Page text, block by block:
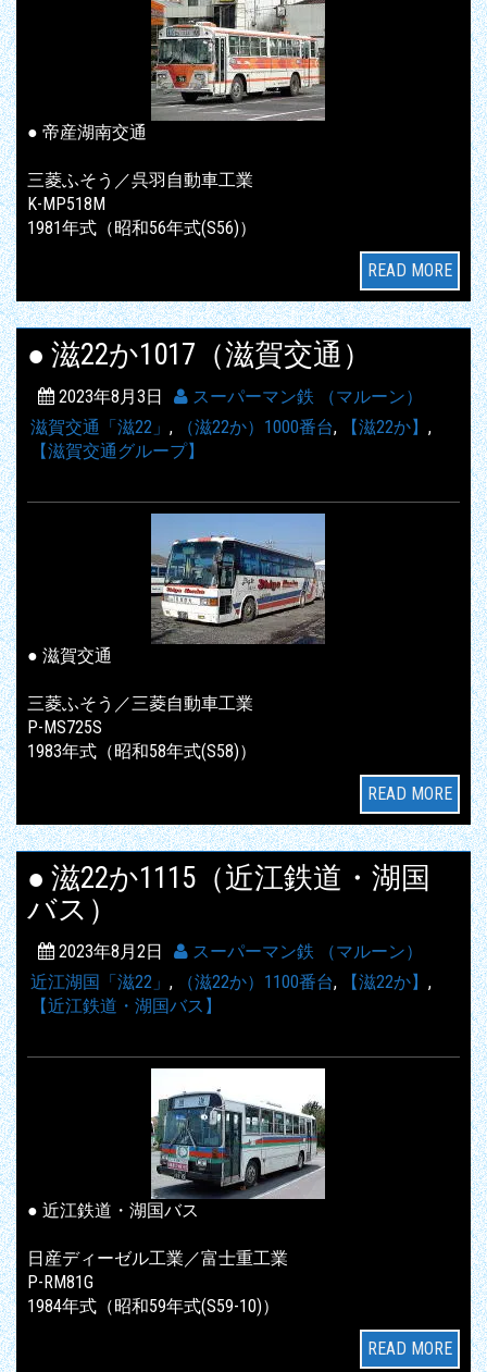
● 帝産湖南交通
三菱ふそう／呉羽自動車工業
K-MP518M
1981年式（昭和56年式(S56)）
READ MORE
● 滋22か1017（滋賀交通）
2023年8月3日
スーパーマン鉄 （マルーン）
滋賀交通「滋22」 , （滋22か）1000番台, 【滋22か】 ,
【滋賀交通グループ】
● 滋賀交通
三菱ふそう／三菱自動車工業
P-MS725S
1983年式（昭和58年式(S58)）
READ MORE
● 滋22か1115（近江鉄道・湖国
バス）
2023年8月2日
スーパーマン鉄 （マルーン）
近江湖国「滋22」 , （滋22か）1100番台, 【滋22か】 ,
【近江鉄道・湖国バス】
● 近江鉄道・湖国バス
日産ディーゼル工業／富士重工業
P-RM81G
1984年式（昭和59年式(S59-10)）
READ MORE